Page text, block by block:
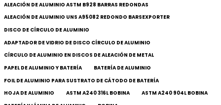
ALEACIÓN DE ALUMINIO ASTM B928 BARRAS REDONDAS
ALEACIÓN DE ALUMINIO UNS A95082 REDONDO BARSEXPORTER
DISCO DE CÍRCULO DE ALUMINIO
ADAPTADOR DE VIDRIO DE DISCO CÍRCULO DE ALUMINIO
CÍRCULO DE ALUMINIO EN DISCOS DE ALEACIÓN DE METAL
PAPEL DE ALUMINIO Y BATERÍA
BATERÍA DE ALUMINIO
FOIL DE ALUMINIO PARA SUSTRATO DE CÁTODO DE BATERÍA
HOJA DE ALUMINIO
ASTM A240 316L BOBINA
ASTM A240 904L BOBINA